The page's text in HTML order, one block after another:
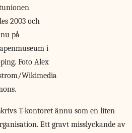
2003 och
på
i
Foto Alex
Wikimedia
T-kontoret ännu som en liten
Ett gravt misslyckande av